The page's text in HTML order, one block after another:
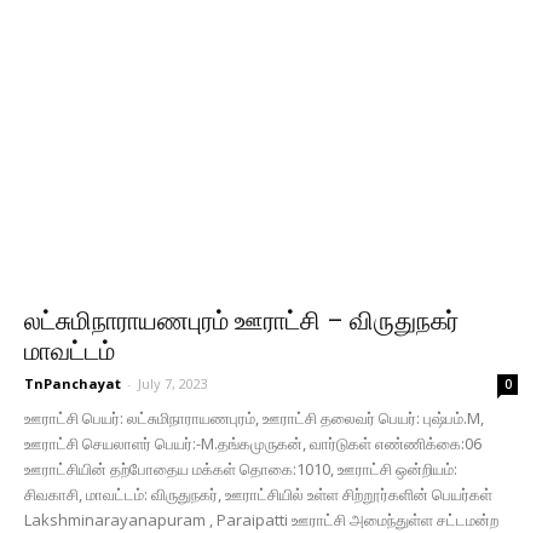
லட்சுமிநாராயணபுரம் ஊராட்சி – விருதுநகர்
மாவட்டம்
TnPanchayat - July 7, 2023 0
ஊராட்சி பெயர்: லட்சுமிநாராயணபுரம், ஊராட்சி தலைவர் பெயர்: புஷ்பம்.M,
ஊராட்சி செயலாளர் பெயர்:-M.தங்கமுருகன், வார்டுகள் எண்ணிக்கை:06
ஊராட்சியின் தற்போதைய மக்கள் தொகை:1010, ஊராட்சி ஒன்றியம்:
சிவகாசி, மாவட்டம்: விருதுநகர், ஊராட்சியில் உள்ள சிற்றூர்களின் பெயர்கள்
Lakshminarayanapuram , Paraipatti ஊராட்சி அமைந்துள்ள சட்டமன்ற